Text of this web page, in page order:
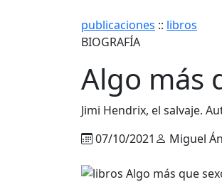
publicaciones :: libros
BIOGRAFÍA
Algo más
Jimi Hendrix, el salvaje.
07/10/2021
Miguel